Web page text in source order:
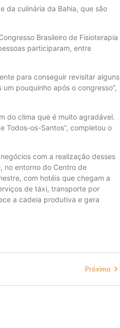
da culinária da Bahia, que são
Brasileiro de Fisioterapia
participaram, entre
para conseguir revisitar alguns
pouquinho após o congresso”,
do clima que é muito agradável.
Todos-os-Santos”, completou o
com a realização desses
no entorno do Centro de
com hotéis que chegam a
de táxi, transporte por
a cadeia produtiva e gera
Próximo